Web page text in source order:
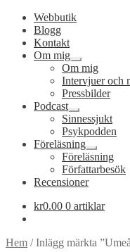
Webbutik
Blogg
Kontakt
Om mig
Expandera
undermeny
Om mig
Intervjuer och
Pressbilder
Podcast
Expandera
undermeny
Sinnessjukt
Psykpodden
Föreläsning
Expandera
undermeny
Föreläsning
Författarbesök
Recensioner
kr0.00 0 artiklar
Hem /Inlägg märkta